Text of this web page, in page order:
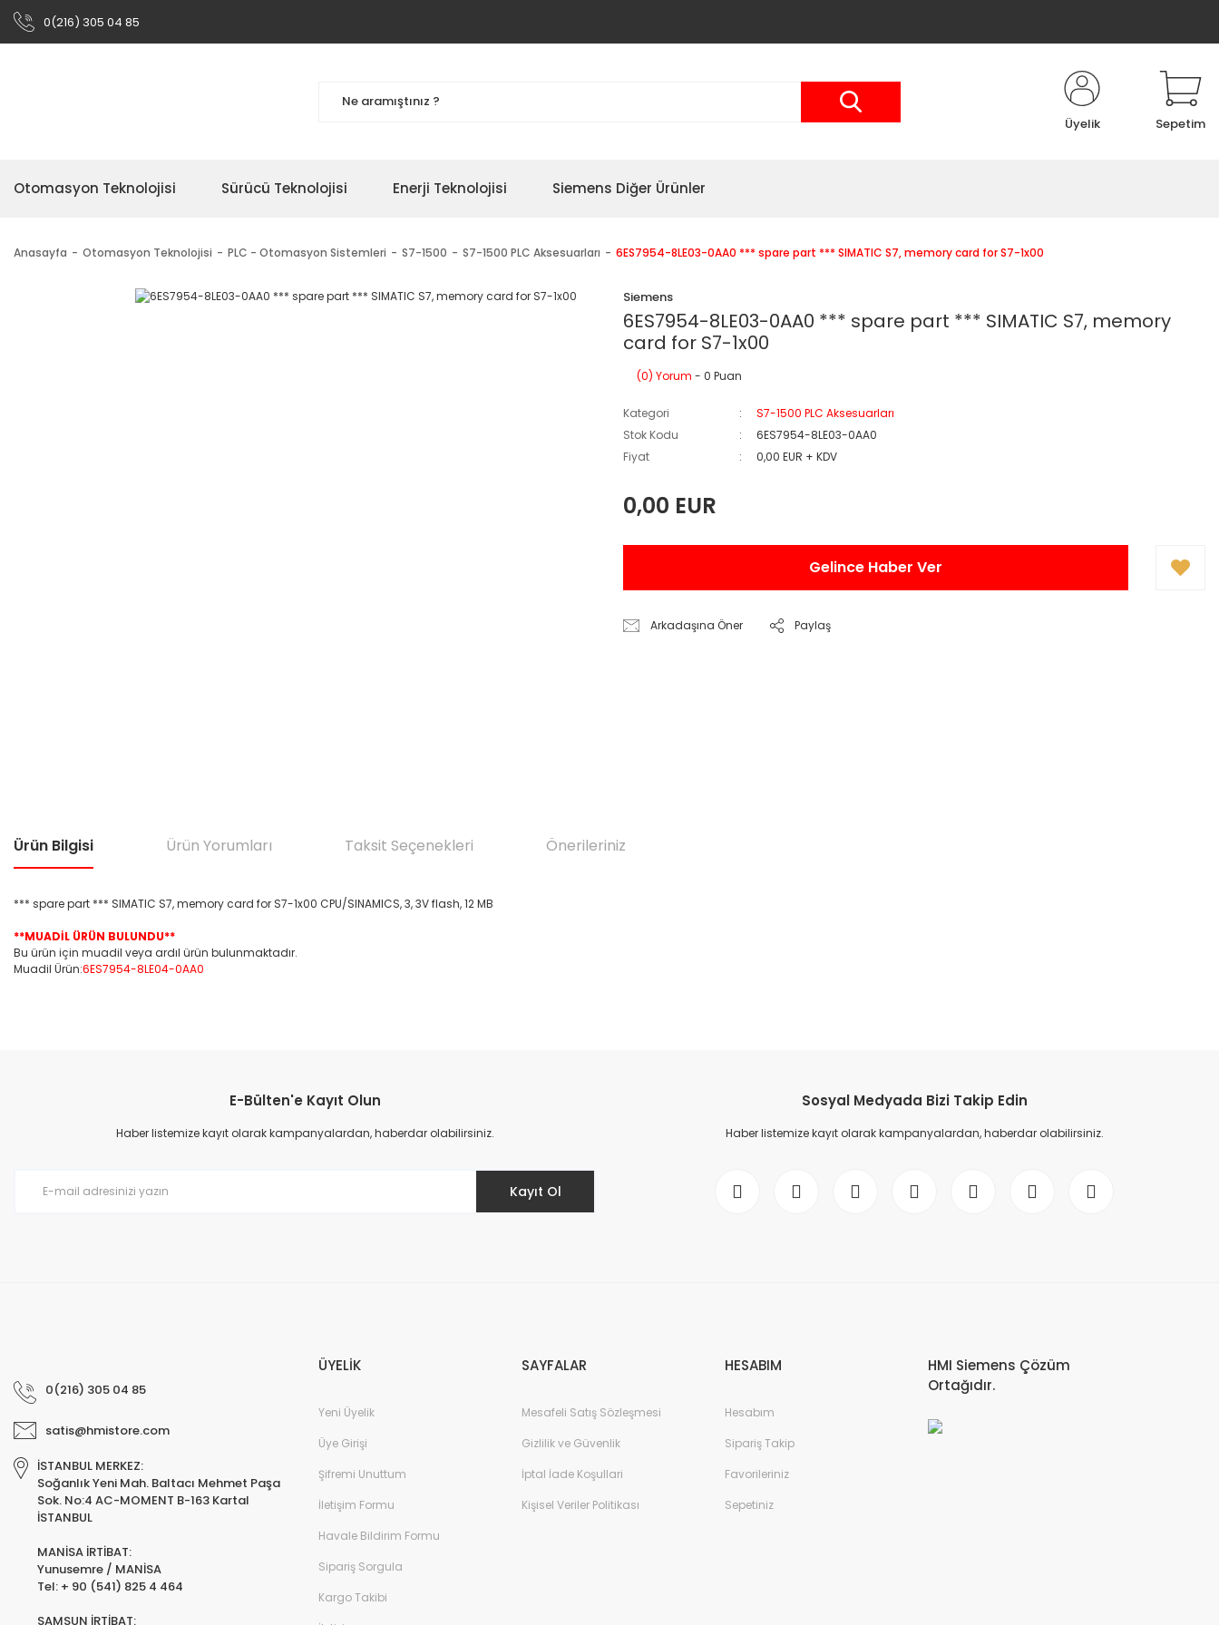
0(216) 305 04 85
Üyelik Sepetim
Otomasyon Teknolojisi Sürücü Teknolojisi Enerji Teknolojisi Siemens Diğer Ürünler
Anasayfa Otomasyon Teknolojisi PLC - Otomasyon Sistemleri S7-1500 S7-1500 PLC Aksesuarları 6ES7954-8LE03-0AA0 *** spare part *** SIMATIC S7, memory card for S7-1x00
Siemens
6ES7954-8LE03-0AA0 *** spare part *** SIMATIC S7, memory
card for S7-1x00
(0) Yorum - 0 Puan
Kategori
S7-1500 PLC Aksesuarları
Stok Kodu
6ES7954-8LE03-0AA0
Fiyat
0,00 EUR + KDV
0,00 EUR
Gelince Haber Ver
Arkadaşına Öner Paylaş
Ürün Bilgisi Ürün Yorumları Taksit Seçenekleri Önerileriniz
*** spare part *** SIMATIC S7, memory card for S7-1x00 CPU/SINAMICS, 3, 3V flash, 12 MB
**MUADİL ÜRÜN BULUNDU**
Bu ürün için muadil veya ardıl ürün bulunmaktadır.
Muadil Ürün:6ES7954-8LE04-0AA0
Ürün resmi kalitesiz, bozuk veya görüntülenemiyor.
Ürün açıklamasında eksik bilgiler bulunuyor.
E-Bülten'e Kayıt Olun
Haber listemize kayıt olarak kampanyalardan, haberdar olabilirsiniz.
Kayıt Ol
Sosyal Medyada Bizi Takip Edin
Haber listemize kayıt olarak kampanyalardan, haberdar olabilirsiniz.
0(216) 305 04 85
satis@hmistore.com
İSTANBUL MERKEZ:
Soğanlık Yeni Mah. Baltacı Mehmet Paşa
Sok. No:4 AC-MOMENT B-163 Kartal
İSTANBUL
MANİSA İRTİBAT:
Yunusemre / MANİSA
Tel: + 90 (541) 825 4 464
SAMSUN İRTİBAT:
ÜYELİK
Yeni Üyelik
Üye Girişi
Şifremi Unuttum
İletişim Formu
Havale Bildirim Formu
Sipariş Sorgula
Kargo Takibi
SAYFALAR
Mesafeli Satış Sözleşmesi
Gizlilik ve Güvenlik
İptal İade Koşullari
Kişisel Veriler Politikası
HESABIM
Hesabım
Sipariş Takip
Favorileriniz
Sepetiniz
HMI Siemens Çözüm
Ortağıdır.